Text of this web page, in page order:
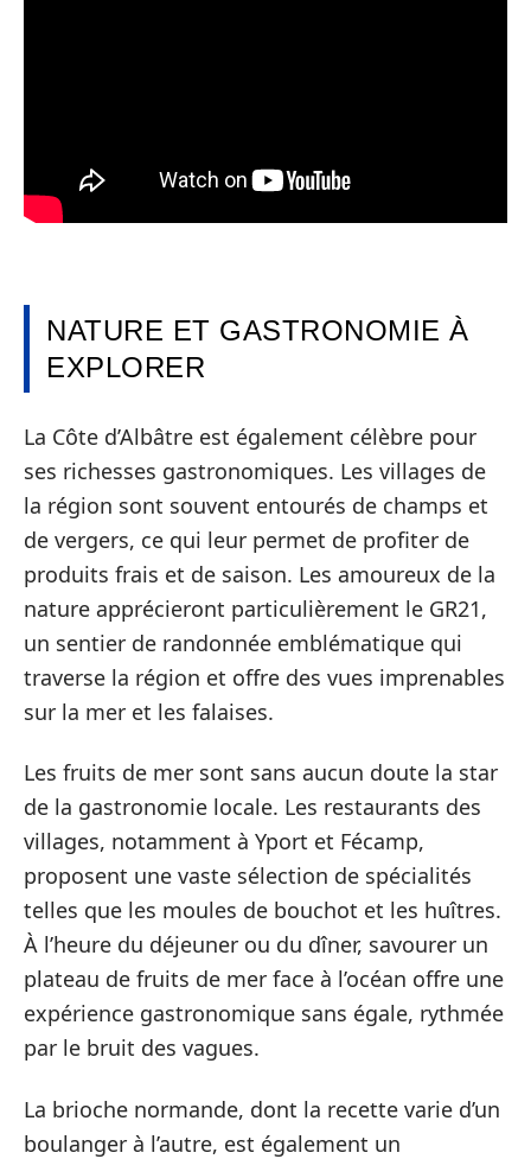
NATURE ET GASTRONOMIE À
EXPLORER
La Côte d’Albâtre est également célèbre pour
ses richesses gastronomiques. Les villages de
la région sont souvent entourés de champs et
de vergers, ce qui leur permet de profiter de
produits frais et de saison. Les amoureux de la
nature apprécieront particulièrement le GR21,
un sentier de randonnée emblématique qui
traverse la région et offre des vues imprenables
sur la mer et les falaises.
Les fruits de mer sont sans aucun doute la star
de la gastronomie locale. Les restaurants des
villages, notamment à Yport et Fécamp,
proposent une vaste sélection de spécialités
telles que les moules de bouchot et les huîtres.
À l’heure du déjeuner ou du dîner, savourer un
plateau de fruits de mer face à l’océan offre une
expérience gastronomique sans égale, rythmée
par le bruit des vagues.
La brioche normande, dont la recette varie d’un
boulanger à l’autre, est également un